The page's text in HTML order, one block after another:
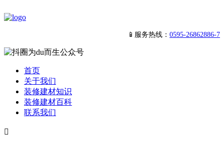
📱服务热线： 0595-26862886-7
首页
关于我们
装修建材知识
装修建材百科
联系我们
